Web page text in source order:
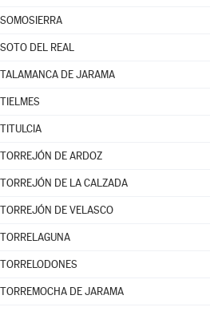
SOMOSIERRA
SOTO DEL REAL
TALAMANCA DE JARAMA
TIELMES
TITULCIA
TORREJÓN DE ARDOZ
TORREJÓN DE LA CALZADA
TORREJÓN DE VELASCO
TORRELAGUNA
TORRELODONES
TORREMOCHA DE JARAMA